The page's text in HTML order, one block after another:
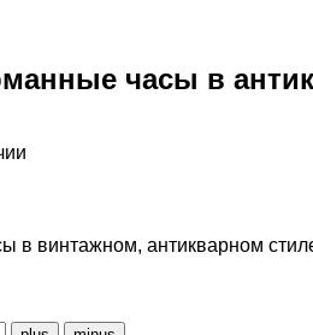
часы в
в винтажном, антикварном